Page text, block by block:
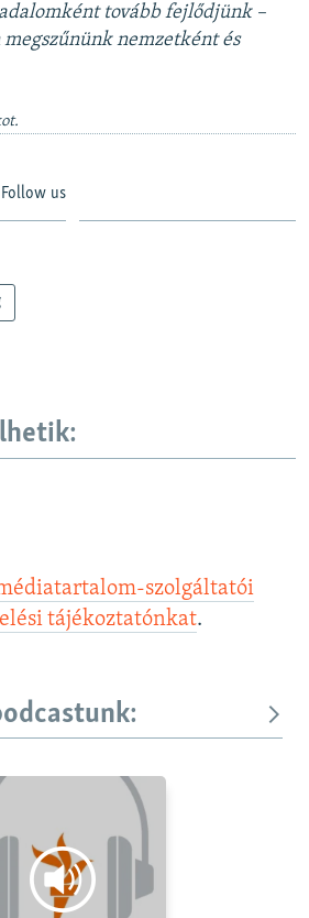
tovább fejlődjünk –
megszűnünk nemzetként és
Follow us
szolgáltatói
tájékoztatónkat.